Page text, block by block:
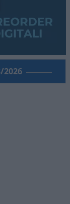
2026